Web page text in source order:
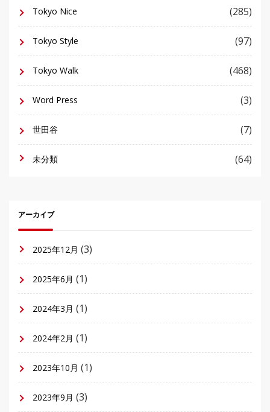
Tokyo Nice (285)
Tokyo Style (97)
Tokyo Walk (468)
Word Press (3)
世田谷 (7)
未分類 (64)
アーカイブ
2025年12月 (3)
2025年6月 (1)
2024年3月 (1)
2024年2月 (1)
2023年10月 (1)
2023年9月 (3)